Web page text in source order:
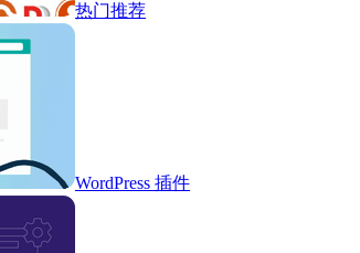
热门推荐
WordPress 插件